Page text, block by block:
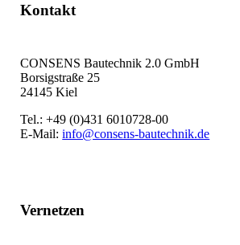
Kontakt
CONSENS Bautechnik 2.0 GmbH
Borsigstraße 25
24145 Kiel
Tel.: +49 (0)431 6010728-00
E-Mail:info@consens-bautechnik.de
Vernetzen